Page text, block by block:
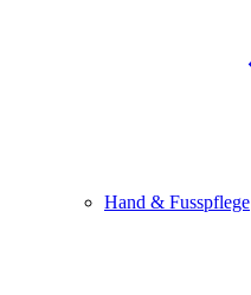
Hand & Fusspflege